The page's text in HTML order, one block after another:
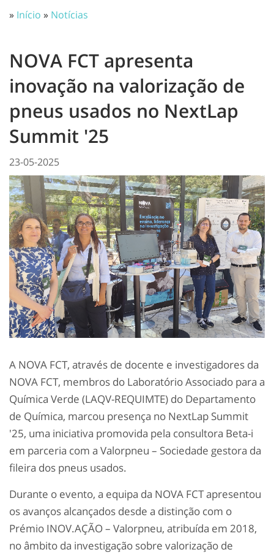
» Início » Notícias
NOVA FCT apresenta
inovação na valorização de
pneus usados no NextLap
Summit '25
23-05-2025
A NOVA FCT, através de docente e investigadores da
NOVA FCT, membros do Laboratório Associado para a
Química Verde (LAQV-REQUIMTE) do Departamento
de Química, marcou presença no NextLap Summit
'25, uma iniciativa promovida pela consultora Beta-i
em parceria com a Valorpneu – Sociedade gestora da
fileira dos pneus usados.
Durante o evento, a equipa da NOVA FCT apresentou
os avanços alcançados desde a distinção com o
Prémio INOV.AÇÃO – Valorpneu, atribuída em 2018,
no âmbito da investigação sobre valorização de